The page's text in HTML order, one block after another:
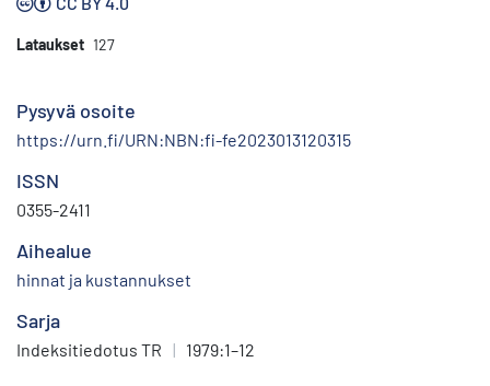
Lataukset 127
Pysyvä osoite
https://urn.fi/URN:NBN:fi-fe2023013120315
ISSN
0355-2411
Aihealue
hinnat ja kustannukset
Sarja
Indeksitiedotus TR | 1979:1–12